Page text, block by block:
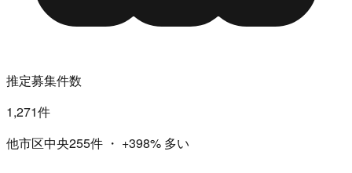
推定募集件数
1,271件
他市区中央255件 ・ +398% 多い